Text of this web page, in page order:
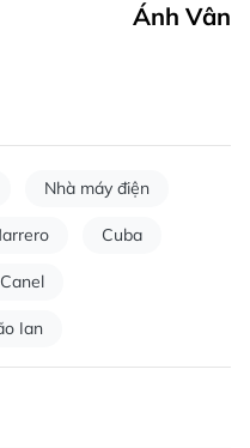
Ánh Vân
Nhà máy điện
Cuba
Ian